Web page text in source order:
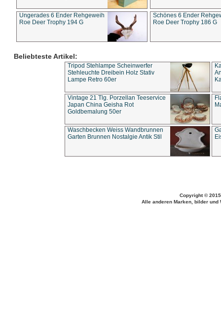
Ungerades 6 Ender Rehgeweih
Roe Deer Trophy 194 G
Schönes 6 Ender
Roe Deer Trophy 186 G
Beliebteste Artikel:
Tripod Stehlampe Scheinwerfer
Stehleuchte Dreibein Holz Stativ
Lampe Retro 60er
Vintage 21 Tlg. Porzellan Teeservice
Japan China Geisha Rot
Goldbemalung 50er
Waschbecken Weiss Wandbrunnen
Garten Brunnen Nostalgie Antik Stil
Copyright ©
Alle anderen Marken, bilder und